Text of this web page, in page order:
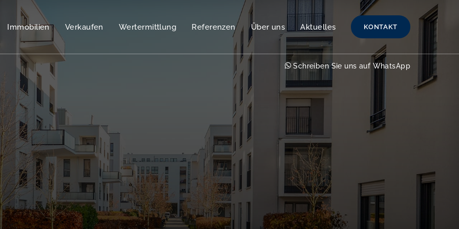
Immobilien Verkaufen Wertermittlung Referenzen Über uns Aktuelles KONTAKT
Schreiben Sie uns auf WhatsApp